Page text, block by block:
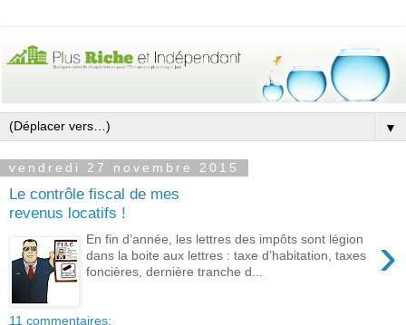
▼
vendredi 27 novembre 2015
Le contrôle fiscal de mes
revenus locatifs !
›
En fin d’année, les lettres des impôts sont légion
dans la boite aux lettres : taxe d’habitation, taxes
foncières, dernière tranche d...
11 commentaires: